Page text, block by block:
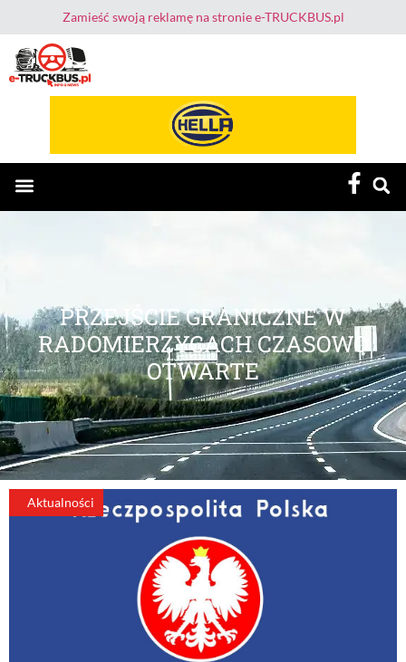
Zamieść swoją reklamę na stronie e-TRUCKBUS.pl
PRZEJŚCIE GRANICZNE W
RADOMIERZYCACH CZASOWO
OTWARTE
Aktualności